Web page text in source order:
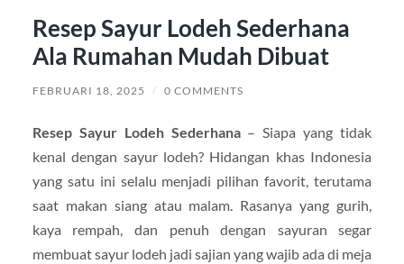
Resep Sayur Lodeh Sederhana
Ala Rumahan Mudah Dibuat
FEBRUARI 18, 2025 / 0 COMMENTS
Resep Sayur Lodeh Sederhana– Siapa yang tidak
kenal dengan sayur lodeh? Hidangan khas Indonesia
yang satu ini selalu menjadi pilihan favorit, terutama
saat makan siang atau malam. Rasanya yang gurih,
kaya rempah, dan penuh dengan sayuran segar
membuat sayur lodeh jadi sajian yang wajib ada di meja